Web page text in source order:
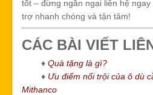
tốt – đừng ngần ngại liên hệ ngay
trợ nhanh chóng và tận tâm!
CÁC BÀI VIẾT
♦ Quà tặng là gì?
♦ Ưu điểm nổi trội của ô dù
Mithanco